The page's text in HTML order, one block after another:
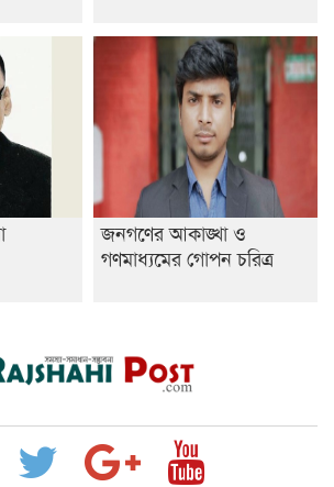
জনগণের আকাঙ্খা ও
গণমাধ্যমের গোপন চরিত্র